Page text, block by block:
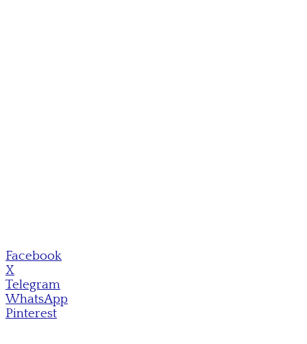
Facebook
X
Telegram
WhatsApp
Pinterest